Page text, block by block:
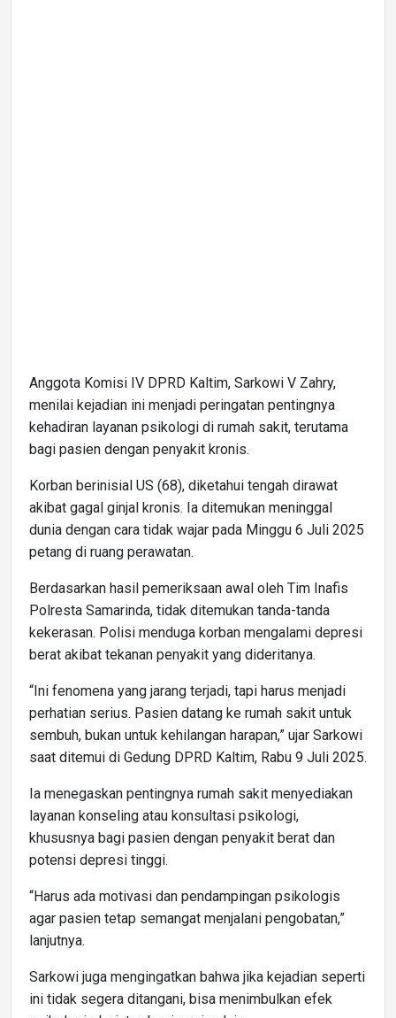
Anggota Komisi IV DPRD Kaltim, Sarkowi V Zahry,
menilai kejadian ini menjadi peringatan pentingnya
kehadiran layanan psikologi di rumah sakit, terutama
bagi pasien dengan penyakit kronis.
Korban berinisial US (68), diketahui tengah dirawat
akibat gagal ginjal kronis. Ia ditemukan meninggal
dunia dengan cara tidak wajar pada Minggu 6 Juli 2025
petang di ruang perawatan.
Berdasarkan hasil pemeriksaan awal oleh Tim Inafis
Polresta Samarinda, tidak ditemukan tanda-tanda
kekerasan. Polisi menduga korban mengalami depresi
berat akibat tekanan penyakit yang dideritanya.
“Ini fenomena yang jarang terjadi, tapi harus menjadi
perhatian serius. Pasien datang ke rumah sakit untuk
sembuh, bukan untuk kehilangan harapan,” ujar Sarkowi
saat ditemui di Gedung DPRD Kaltim, Rabu 9 Juli 2025.
Ia menegaskan pentingnya rumah sakit menyediakan
layanan konseling atau konsultasi psikologi,
khususnya bagi pasien dengan penyakit berat dan
potensi depresi tinggi.
“Harus ada motivasi dan pendampingan psikologis
agar pasien tetap semangat menjalani pengobatan,”
lanjutnya.
Sarkowi juga mengingatkan bahwa jika kejadian seperti
ini tidak segera ditangani, bisa menimbulkan efek